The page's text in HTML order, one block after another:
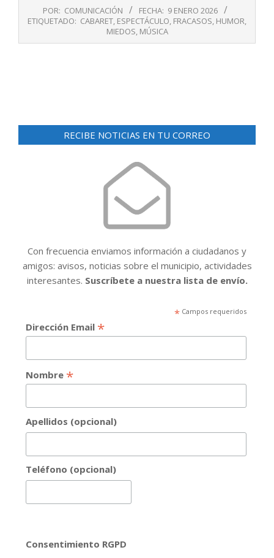
01-
POR: COMUNICACIÓN FECHA: 9 ENERO 2026
ETIQUETADO: CABARET, ESPECTÁCULO, FRACASOS, HUMOR,
MIEDOS, MÚSICA
RECIBE NOTICIAS EN TU CORREO
Con frecuencia enviamos información a ciudadanos y
amigos: avisos, noticias sobre el municipio, actividades
interesantes. Suscríbete a nuestra lista de envío.
*Campos requeridos
Dirección Email *
Nombre *
Apellidos (opcional)
Teléfono (opcional)
Consentimiento RGPD